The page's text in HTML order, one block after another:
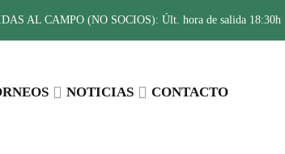
AL CAMPO (NO SOCIOS): Últ. hora de salida 18:30h
NOTICIAS CONTACTO